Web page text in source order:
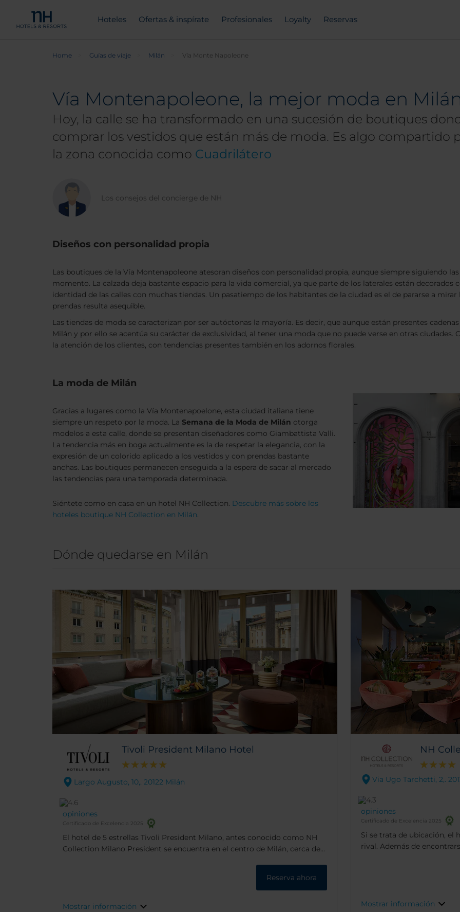
Hoteles Ofertas & inspírate Profesionales Loyalty Reservas
Home Guías de viaje Milán Vía Monte Napoleone
Vía Montenapoleone, la mejor moda en
Hoy, la calle se ha transformado en una sucesión de boutiques
comprar los vestidos que están más de moda. Es algo compartido
la zona conocida como Cuadrilátero
Los consejos del concierge de NH
Diseños con personalidad propia
Las boutiques de la Vía Montenapoleone atesoran diseños con personalidad propia, aunque siempre siguiendo
momento. La calzada deja bastante espacio para la vida comercial, ya que parte de los laterales están
identidad de las calles con muchas tiendas. Un pasatiempo de los habitantes de la ciudad es el de pararse a
prendas resulta asequible.
Las tiendas de moda se caracterizan por ser autóctonas la mayoría. Es decir, que aunque están presentes
Milán y por ello se acentúa su carácter de exclusividad, al tener una moda que no puede verse en otras ciudades.
la atención de los clientes, con tendencias presentes también en los adornos florales.
La moda de Milán
Gracias a lugares como la Vía Montenapoelone, esta ciudad italiana tiene
siempre un respeto por la moda. La Semana de la Moda de Milán otorga
modelos a esta calle, donde se presentan diseñadores como Giambattista Valli.
La tendencia más en boga actualmente es la de respetar la elegancia, con la
expresión de un colorido aplicado a los vestidos y con prendas bastante
anchas. Las boutiques permanecen enseguida a la espera de sacar al mercado
las tendencias para una temporada determinada.
Siéntete como en casa en un hotel NH Collection. Descubre más sobre los
hoteles boutique NH Collection en Milán.
Dónde quedarse en Milán
Tivoli President Milano Hotel
Largo Augusto, 10,. 20122 Milán
opiniones
Certificado de Excelencia 2025
El hotel de 5 estrellas Tivoli President Milano, antes conocido como NH
Collection Milano President se encuentra en el centro de Milán, cerca de
sumamos el hecho de que se encuentra a 5 minutos a pie de la Plaza del
convierte en el alojamiento perfecto para ir de tiendas y explorar la
Reserva ahora
Mostrar información
NH
Via Ugo Tarchetti, 2,.
opiniones
Certificado de Excelencia 2025
Si se trata de ubicación, el
rival. Además de
hotel hay dos estaciones
Mostrar información